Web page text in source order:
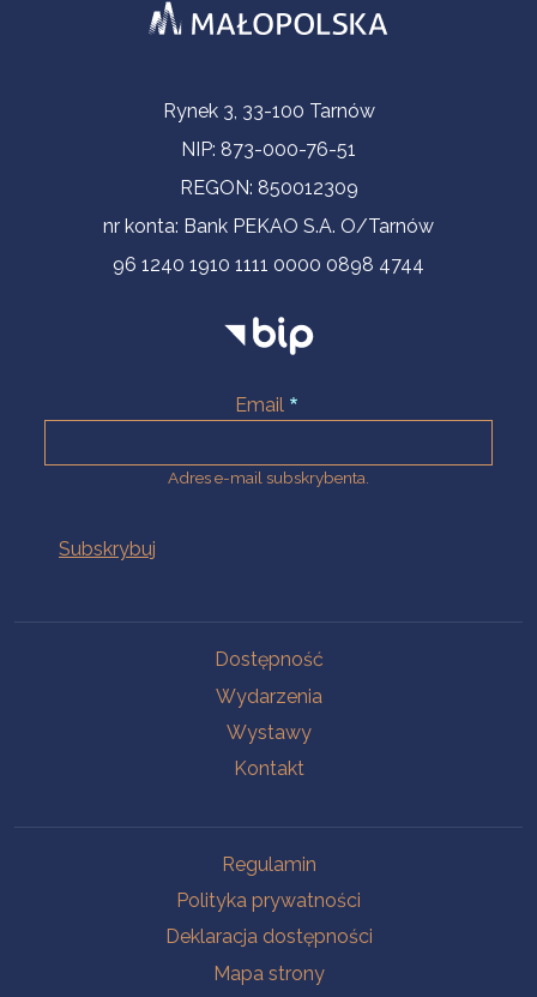
Informacje kontaktoweRynek 3, 33-100 Tarnów
NIP: 873-000-76-51
REGON: 850012309
nr konta: Bank PEKAO S.A. O/Tarnów
96 1240 1910 1111 0000 0898 4744
Email
Adres e-mail subskrybenta.
Dostępność
Wydarzenia
Wystawy
Kontakt
Regulamin
Polityka prywatności
Deklaracja dostępności
Mapa strony